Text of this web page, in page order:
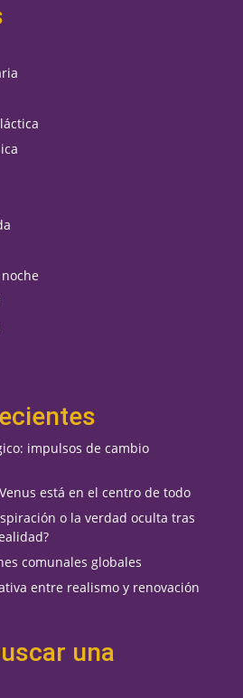
impulsos de cambio
está en el centro de todo
o la verdad oculta tras
comunales globales
entre realismo y renovación
una